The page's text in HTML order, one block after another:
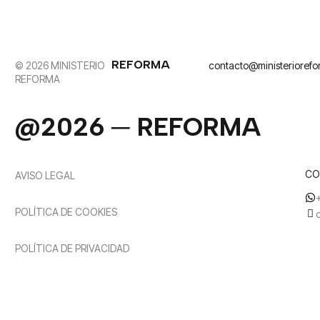
© 2026 MINISTERIO
REFORMA
REFORMA
@2026 ─ REFORMA
AVISO LEGAL
POLÍTICA DE COOKIES
POLÍTICA DE PRIVACIDAD